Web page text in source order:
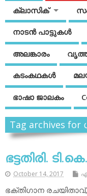
ക്ലാസിക്
നാടന്‍ പാട്ടുകള്‍
അലങ്കാരം
കടംകഥകള്‍
ഭാഷാ ജാലകം
Tag archives
ഭട്ടതിരി.
October 14, 2017
ഭക്തിഗാന രചയിതാവ്,